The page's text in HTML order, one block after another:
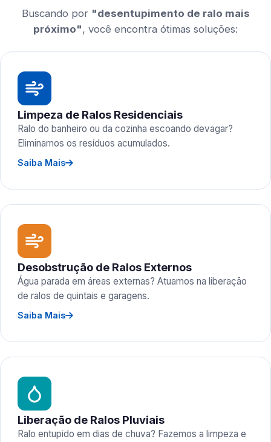
Buscando por "desentupimento de ralo mais
próximo", você encontra ótimas soluções:
Limpeza de Ralos Residenciais
Ralo do banheiro ou da cozinha escoando devagar?
Eliminamos os resíduos acumulados.
Saiba Mais
Desobstrução de Ralos Externos
Água parada em áreas externas? Atuamos na liberação
de ralos de quintais e garagens.
Saiba Mais
Liberação de Ralos Pluviais
Ralo entupido em dias de chuva? Fazemos a limpeza e